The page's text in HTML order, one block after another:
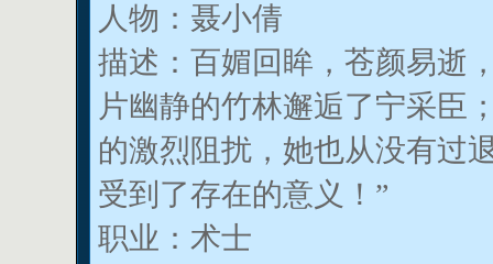
人物：聂小倩
描述：百媚回眸，苍颜易逝
片幽静的竹林邂逅了宁采臣
的激烈阻扰，她也从没有过
受到了存在的意义！”
职业：术士